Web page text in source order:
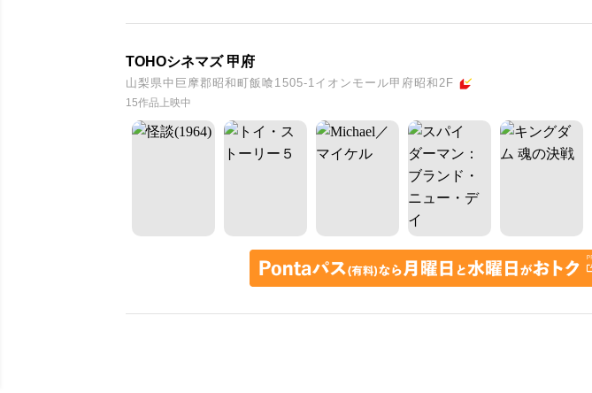
TOHOシネマズ 甲府
山梨県中巨摩郡昭和町飯喰1505-1イオンモール甲府昭和2F
15作品上映中